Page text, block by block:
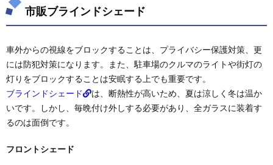
市販ブラインドシェード
車外からの視線をブロックすることは、プライバシー保護対策、更
には防犯対策になります。また、駐車場のクルマのライトや街灯の
灯りをブロックすることは安眠する上でも重要です。
ブラインドシェード
は、断熱性が高いため、夏は涼しく冬は温か
いです。しかし、毎晩付け外しする必要があり、全ガラスに装着す
るのは面倒です。
フロントシェード